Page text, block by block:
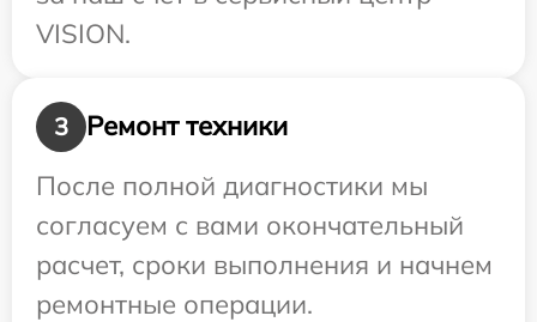
VISION.
3
Ремонт техники
После полной диагностики мы
согласуем с вами окончательный
расчет, сроки выполнения и начнем
ремонтные операции.